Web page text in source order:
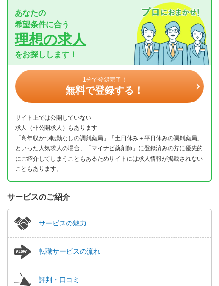
あなたの
希望条件に合う
理想の求人
をお探しします！
1分で登録完了！
無料で登録する！
サイト上では公開していない
求人（非公開求人）もあります
「高年収かつ転勤なしの調剤薬局」「土日休み＋平日休みの調剤薬局」
といった人気求人の場合、「マイナビ薬剤師」に登録済みの方に優先的
にご紹介してしまうこともあるためサイトには求人情報が掲載されない
こともあります。
サービスのご紹介
サービスの魅力
転職サービスの流れ
評判・口コミ